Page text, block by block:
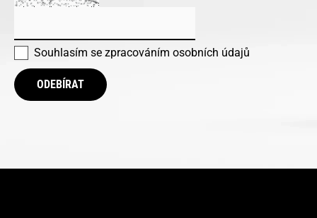
Souhlasím se zpracováním osobních údajů
ODEBÍRAT